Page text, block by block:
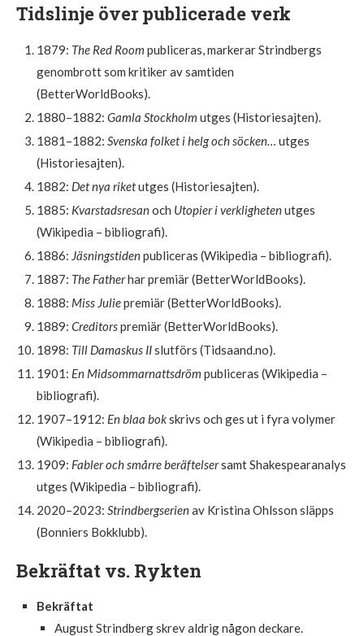
Tidslinje över publicerade verk
1879: The Red Room publiceras, markerar Strindbergs
genombrott som kritiker av samtiden
(BetterWorldBooks).
1880–1882: Gamla Stockholm utges (Historiesajten).
1881–1882: Svenska folket i helg och söcken…
utges
(Historiesajten).
1882: Det nya riketutges (Historiesajten).
1885: Kvarstadsresanoch Utopier i verklighetenutges
(Wikipedia – bibliografi).
1886: Jäsningstidenpubliceras (Wikipedia – bibliografi).
1887: The Fatherhar premiär (BetterWorldBooks).
1888: Miss Juliepremiär (BetterWorldBooks).
1889: Creditorspremiär (BetterWorldBooks).
1898: Till Damaskus IIslutförs (Tidsaand.no).
1901: En Midsommarnattsdröm publiceras (Wikipedia –
bibliografi).
1907–1912: En blaa bokskrivs och ges ut i fyra volymer
(Wikipedia – bibliografi).
1909: Fabler och smårre beräftelsersamt Shakespearanalys
utges (Wikipedia – bibliografi).
2020–2023: Strindbergserienav Kristina Ohlsson släpps
(Bonniers Bokklubb).
Bekräftat vs. Rykten
Bekräftat
August Strindberg skrev aldrig någon deckare.